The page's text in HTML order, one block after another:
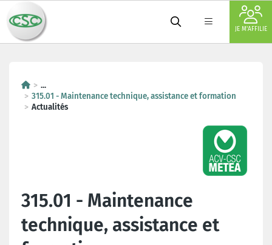
JE M'AFFILIE
...
315.01 - Maintenance technique, assistance et formation
Actualités
315.01 - Maintenance
technique, assistance et